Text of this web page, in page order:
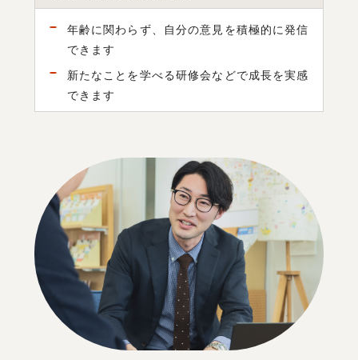
年齢に関わらず、自分の意見を積極的に発信
できます
新たなことを学べる研修会などで成長を実感
できます